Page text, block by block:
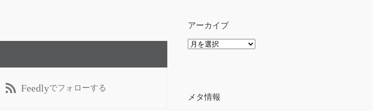
Feedlyでフォローする
アーカイブ
ア
メタ情報